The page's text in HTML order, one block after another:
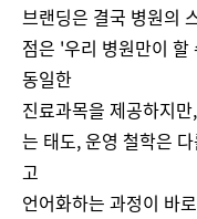
브랜딩은 결국 병원의
점은 '우리 병원만이
동일한
진료과목을 제공하지
는 태도, 운영 철학은
고
언어화하는 과정이 바